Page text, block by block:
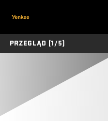
PRZEGLĄD (1/5)